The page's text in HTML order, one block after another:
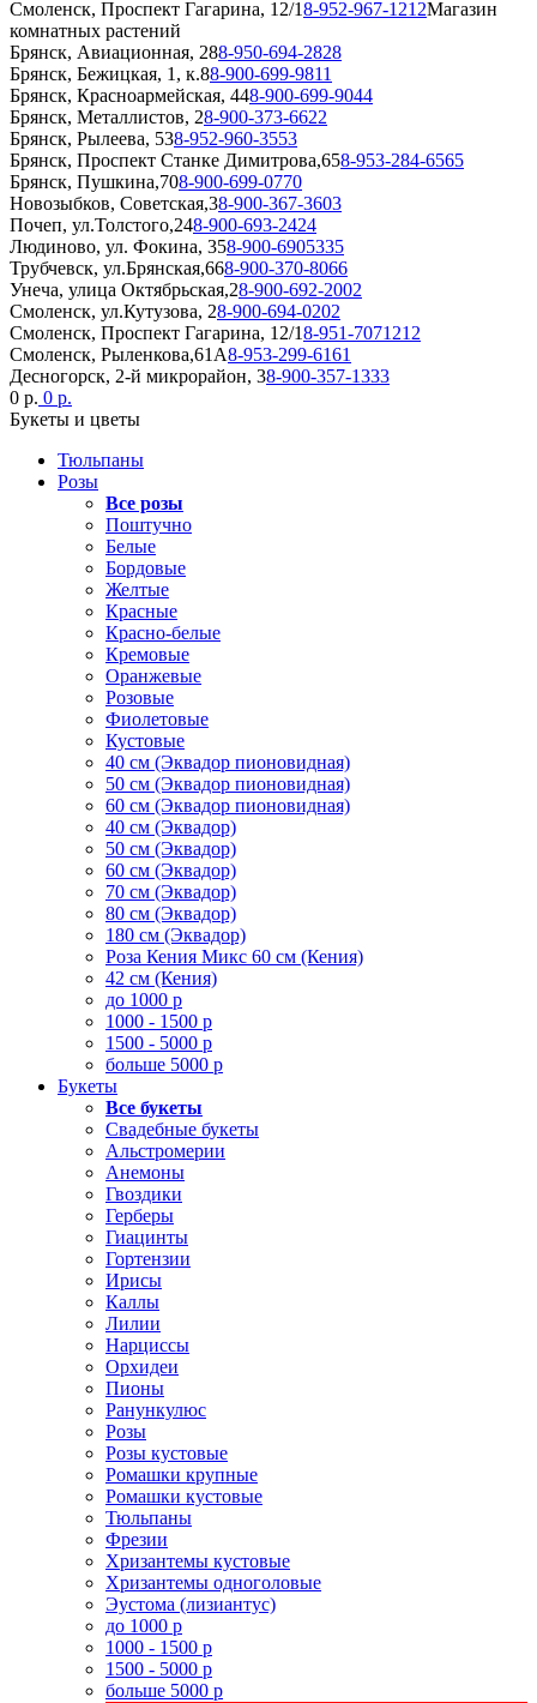
Смоленск, Проспект Гагарина, 12/18-952-967-1212Магазин
комнатных растений
Брянск, Авиационная, 288-950-694-2828
Брянск, Бежицкая, 1, к.88-900-699-9811
Брянск, Красноармейская, 448-900-699-9044
Брянск, Металлистов, 28-900-373-6622
Брянск, Рылеева, 538-952-960-3553
Брянск, Проспект Станке Димитрова,658-953-284-6565
Брянск, Пушкина,708-900-699-0770
Новозыбков, Советская,38-900-367-3603
Почеп, ул.Толстого,248-900-693-2424
Людиново, ул. Фокина, 358-900-6905335
Трубчевск, ул.Брянская,668-900-370-8066
Унеча, улица Октябрьская,28-900-692-2002
Смоленск, ул.Кутузова, 28-900-694-0202
Смоленск, Проспект Гагарина, 12/18-951-7071212
Смоленск, Рыленкова,61А8-953-299-6161
Десногорск, 2-й микрорайон, 38-900-357-1333
0 р. 0 р.
Букеты и цветы
Тюльпаны
Розы
Все розы
Поштучно
Белые
Бордовые
Желтые
Красные
Красно-белые
Кремовые
Оранжевые
Розовые
Фиолетовые
Кустовые
40 см (Эквадор пионовидная)
50 см (Эквадор пионовидная)
60 см (Эквадор пионовидная)
40 см (Эквадор)
50 см (Эквадор)
60 см (Эквадор)
70 см (Эквадор)
80 см (Эквадор)
180 см (Эквадор)
Роза Кения Микс 60 см (Кения)
42 см (Кения)
до 1000 р
1000 - 1500 р
1500 - 5000 р
больше 5000 р
Букеты
Все букеты
Свадебные букеты
Альстромерии
Анемоны
Гвоздики
Герберы
Гиацинты
Гортензии
Ирисы
Каллы
Лилии
Нарциссы
Орхидеи
Пионы
Ранункулюс
Розы
Розы кустовые
Ромашки крупные
Ромашки кустовые
Тюльпаны
Фрезии
Хризантемы кустовые
Хризантемы одноголовые
Эустома (лизиантус)
до 1000 р
1000 - 1500 р
1500 - 5000 р
больше 5000 р